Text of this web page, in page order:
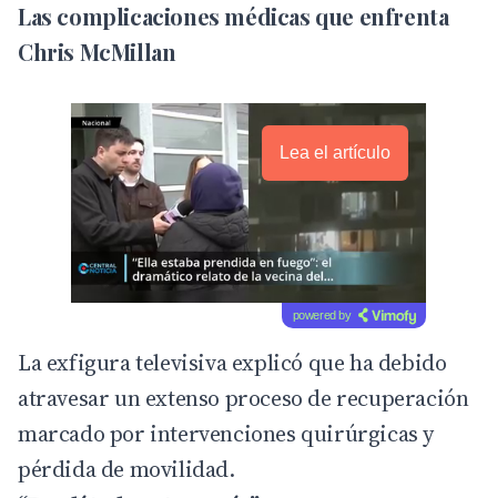
Las complicaciones médicas que enfrenta
Chris McMillan
Lea el artículo
powered by
La exfigura televisiva explicó que ha debido
atravesar un extenso proceso de recuperación
marcado por intervenciones quirúrgicas y
pérdida de movilidad.